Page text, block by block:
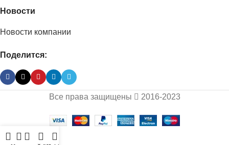
Новости
Новости компании
Поделится:
Все права защищены 2016-2023